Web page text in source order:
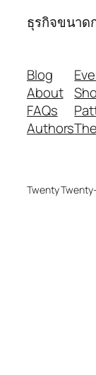
ธุรกิจขนาด
Blog
About
FAQs
Authors
Twenty